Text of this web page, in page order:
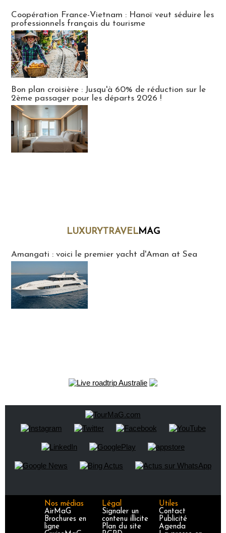
Coopération France-Vietnam : Hanoï veut séduire les
professionnels français du tourisme
Bon plan croisière : Jusqu'à 60% de réduction sur le
2ème passager pour les départs 2026 !
LUXURYTRAVELMAG
Amangati : voici le premier yacht d'Aman at Sea
Nos médias
AirMaG
Brochures en
ligne
Légal
Signaler un
contenu illicite
Plan du site
Utiles
Contact
Publicité
Agenda